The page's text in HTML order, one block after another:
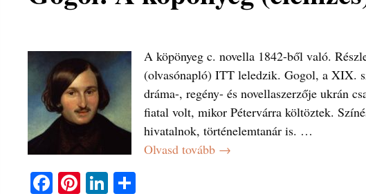
A köpönyeg c. novella 1842-ből való.
(olvasónapló) ITT leledzik. Gogol, a XIX.
dráma-, regény- és novellaszerzője ukrán
fiatal volt, mikor Pétervárra költöztek.
hivatalnok, történelemtanár is. …
Olvasd tovább →
Fa Pi Li O